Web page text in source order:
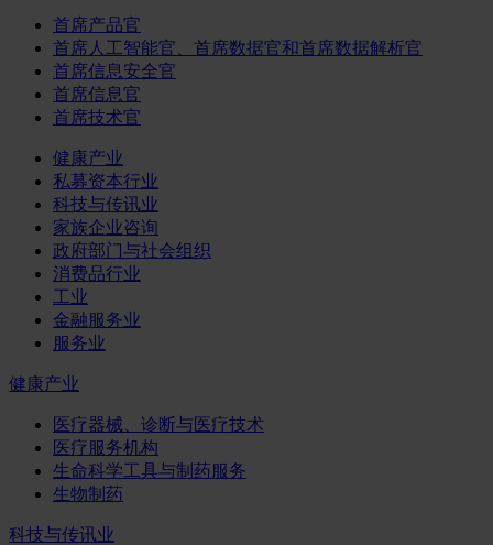
首席产品官
首席人工智能官、首席数据官和首席数据解析官
首席信息安全官
首席信息官
首席技术官
健康产业
私募资本行业
科技与传讯业
家族企业咨询
政府部门与社会组织
消费品行业
工业
金融服务业
服务业
健康产业
医疗器械、诊断与医疗技术
医疗服务机构
生命科学工具与制药服务
生物制药
科技与传讯业